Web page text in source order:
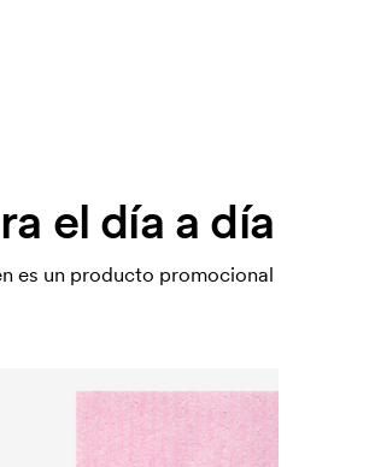
el día a día
es un producto promocional